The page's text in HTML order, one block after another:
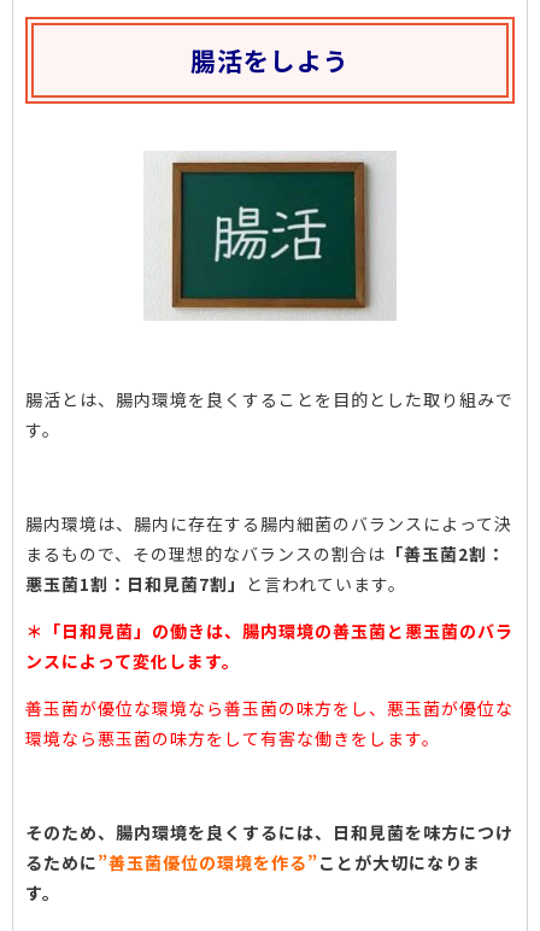
腸活をしよう
腸活とは、腸内環境を良くすることを目的とした取り組みで
す。
腸内環境は、腸内に存在する腸内細菌のバランスによって決
まるもので、その理想的なバランスの割合は 「善玉菌2割：
悪玉菌1割：日和見菌7割」 と言われています。
＊「日和見菌」の働きは、腸内環境の善玉菌と悪玉菌のバラ
ンスによって変化します。
善玉菌が優位な環境なら善玉菌の味方をし、悪玉菌が優位な
環境なら悪玉菌の味方をして有害な働きをします。
そのため、腸内環境を良くするには、日和見菌を味方につけ
るために”善玉菌優位の環境を作る”ことが大切になりま
す。